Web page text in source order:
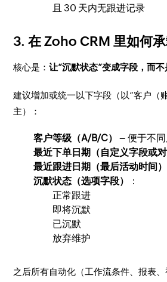
且 30 天内无跟进记录
3. 在 Zoho CRM 里如何
核心是：让“沉默状态”变成字段，而不
建议增加或统一以下字段（以“客户（
主）：
客户等级（A/B/C）
– 便于不
最近下单日期（自定义字段或对
最近跟进日期（最后活动时间）
沉默状态（选项字段）
：
正常跟进
即将沉默
已沉默
放弃维护
之后所有自动化（工作流条件、报表